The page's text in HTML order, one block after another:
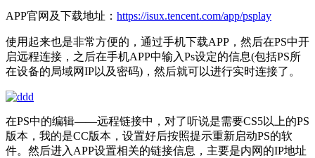
APP官网及下载地址： https://isux.tencent.com/app/psplay
使用起来也是非常方便的，通过手机下载APP，然后在PS中开
启远程连接，之后在手机APP中输入Ps设定的信息(包括PS所
在设备的局域网IP以及密码)，然后就可以进行实时连接了。
在PS中的编辑——远程链接中，对了听说是需要CS5以上的PS
版本，我的是CC版本，设置好后按照提示重新启动PS的软
件。然后进入APP设置相关的链接信息，主要是内网的IP地址